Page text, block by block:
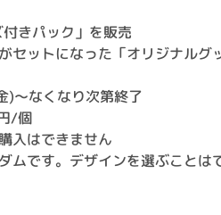
きパック」を販売
セットになった「オリジナルグ
)～なくなり次第終了
/個
入はできません
ムです。デザインを選ぶことは